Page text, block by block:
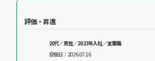
評価・昇進
20代／男性／2023年入社／営業職
投稿日：2026.07.16